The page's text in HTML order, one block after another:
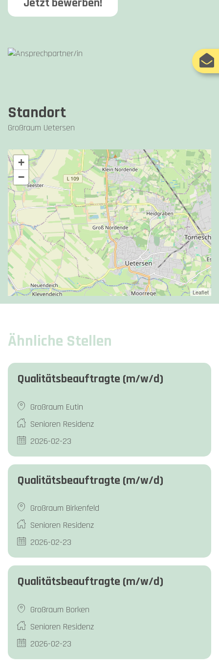
Standort
Großraum Uetersen
+
−
Leaflet
Ähnliche Stellen
Qualitätsbeauftragte (m/w/d)
Großraum Eutin
Senioren Residenz
2026-02-23
Qualitätsbeauftragte (m/w/d)
Großraum Birkenfeld
Senioren Residenz
2026-02-23
Qualitätsbeauftragte (m/w/d)
Großraum Borken
Senioren Residenz
2026-02-23